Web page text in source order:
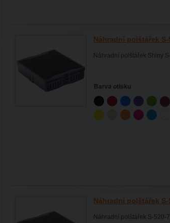
Náhradní polštářek
Náhradní polštářek Shiny
Barva otisku
Náhradní polštářek
Náhradní polštářek S-520-